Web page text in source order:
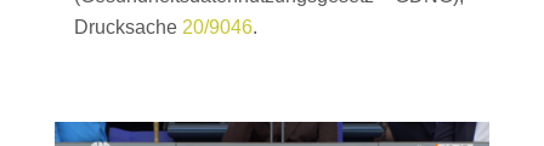
Drucksache 20/9046.